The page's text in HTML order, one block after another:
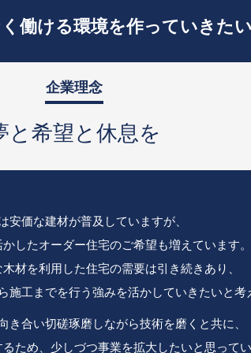
働ける環境を作っていきたい
企業理念
と希望と休息を
安価な建材が普及していますが、
したオーダー住宅のご希望も増えています。
材を利用した住宅の需要は引き続きあり、
施工までを行う強みを活かしていきたいと考
き合い切磋琢磨しながら技術を磨くと共に、
ため、少しづつ事業を拡大したいと思ってい